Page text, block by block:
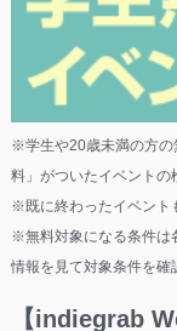
※学生や20歳未満の方の
料」がついたイベントの
※既に終わったイベント
※無料対象になる条件は
情報を見て対象条件を確
【indiegrab